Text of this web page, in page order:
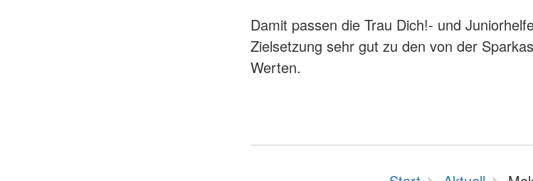
Damit passen die Trau Dich!- und
Zielsetzung sehr gut zu den von der
Werten.